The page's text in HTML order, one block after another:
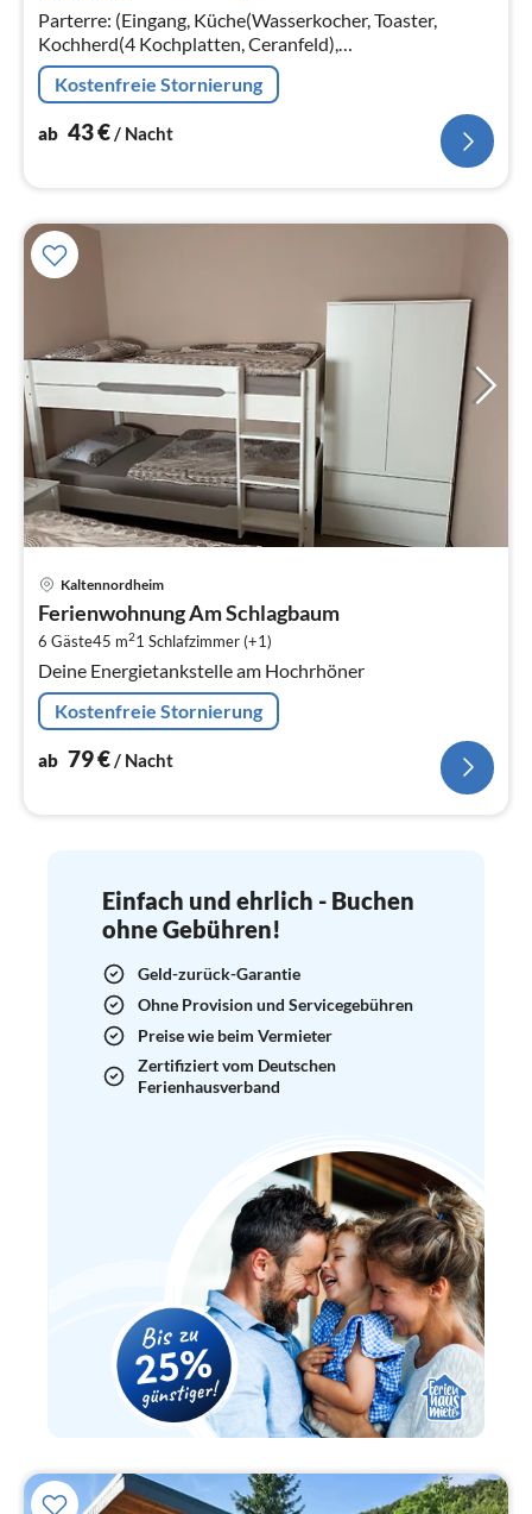
Parterre: (Eingang, Küche(Wasserkocher, Toaster,
Kochherd(4 Kochplatten, Ceranfeld),
Kaffeemaschine(Filter), Backofen,
Kühl-/Gefrierkombination),
Kostenfreie Stornierung
ab 43€/ Nacht
Kaltennordheim
Ferienwohnung Am Schlagbaum
6 Gäste45 m21 Schlafzimmer (+1)
Deine Energietankstelle am Hochrhöner
Kostenfreie Stornierung
ab 79€/ Nacht
Einfach und ehrlich - Buchen
ohne Gebühren!
Geld-zurück-Garantie
Ohne Provision und Servicegebühren
Preise wie beim Vermieter
Zertifiziert vom Deutschen
Ferienhausverband